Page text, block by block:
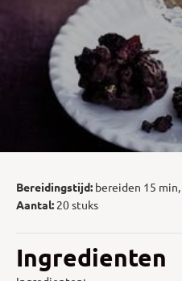
Bereidingstijd: bereiden 15
Aantal: 20 stuks
Ingredienten